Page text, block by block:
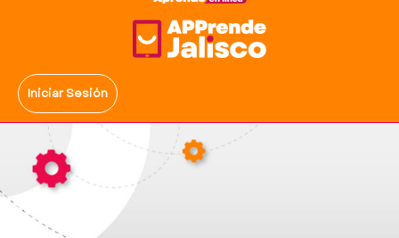
Iniciar Sesión